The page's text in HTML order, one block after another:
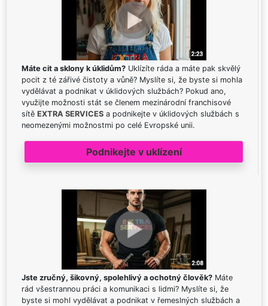
Máte cit a sklony k úklidům? Uklízíte ráda a máte pak skvělý
pocit z té zářivé čistoty a vůně? Myslíte si, že byste si mohla
vydělávat a podnikat v úklidových službách? Pokud ano,
využijte možnosti stát se členem mezinárodní franchisové
sítě EXTRA SERVICES a podnikejte v úklidových službách s
neomezenými možnostmi po celé Evropské unii.
Podnikejte v uklízení
Jste zručný, šikovný, spolehlivý a ochotný člověk? Máte
rád všestrannou práci a komunikaci s lidmi? Myslíte si, že
byste si mohl vydělávat a podnikat v řemeslných službách a